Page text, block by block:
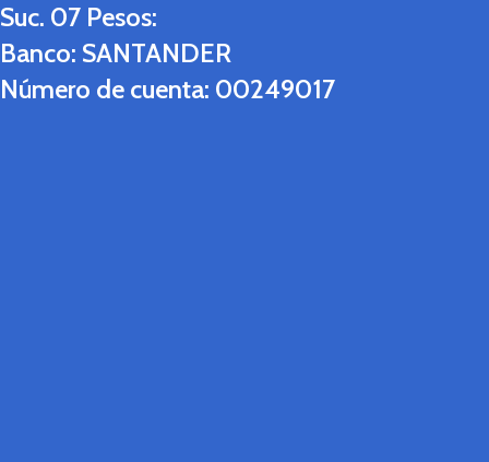
Suc. 07 Pesos:
Banco: SANTANDER
Número de cuenta: 00249017